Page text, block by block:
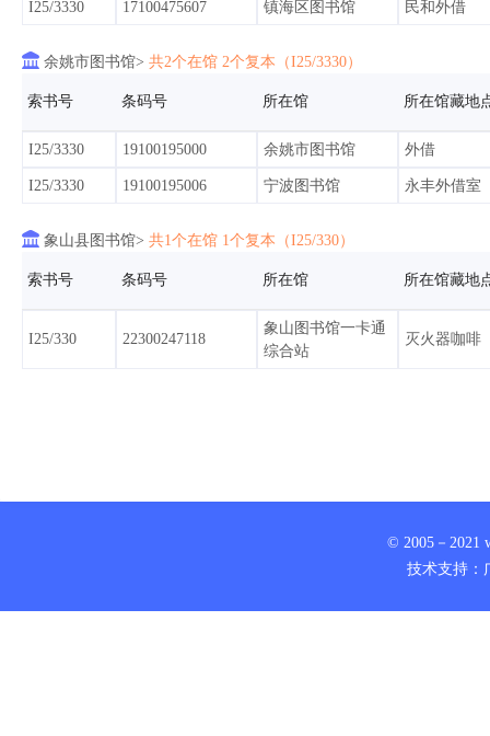
I25/3330 17100475607 镇海区图书馆 民和外借
 余姚市图书馆> 共2个在馆 2个复本（I25/3330）
索书号 条码号 所在馆 所在馆藏地
I25/3330 19100195000 余姚市图书馆 外借
I25/3330 19100195006 宁波图书馆 永丰外借室
 象山县图书馆> 共1个在馆 1个复本（I25/330）
索书号 条码号 所在馆 所在馆藏地
I25/330 22300247118
象山图书馆一卡通
综合站
灭火器咖啡
© 2005－2021
技术支持：